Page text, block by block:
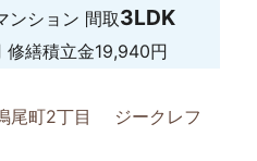
ンション 間取3LDK
修繕積立金19,940円
尾町2丁目 ジークレフ